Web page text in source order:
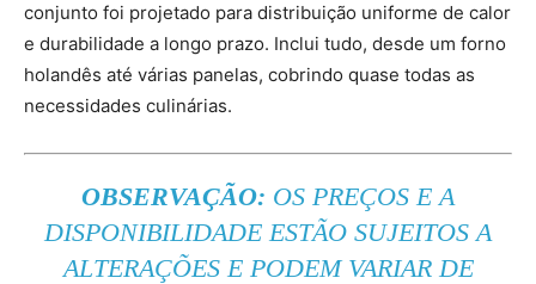
conjunto foi projetado para distribuição uniforme de calor
e durabilidade a longo prazo. Inclui tudo, desde um forno
holandês até várias panelas, cobrindo quase todas as
necessidades culinárias.
OBSERVAÇÃO: OS PREÇOS E A
DISPONIBILIDADE ESTÃO SUJEITOS A
ALTERAÇÕES E PODEM VARIAR DE